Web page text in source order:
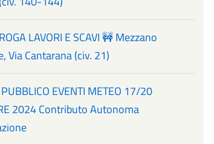
LAVORI E SCAVI 🚧 Mezzano
Via Cantarana (civ. 21)
EVENTI METEO 17/20
2024 Contributo Autonoma